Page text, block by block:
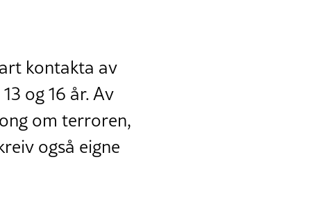
kontakta av
og 16 år. Av
om terroren,
også eigne